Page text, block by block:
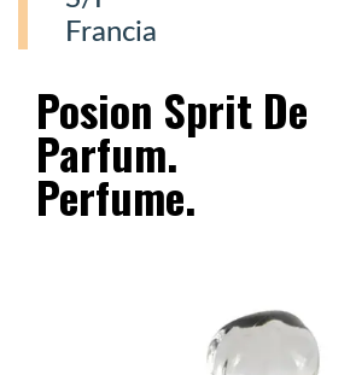
Francia
Posion Sprit De
Parfum.
Perfume.